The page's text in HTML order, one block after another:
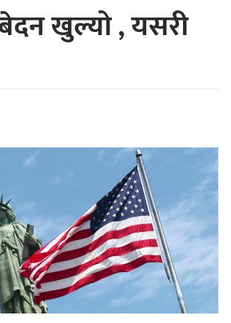
खुल्यो , यसरी